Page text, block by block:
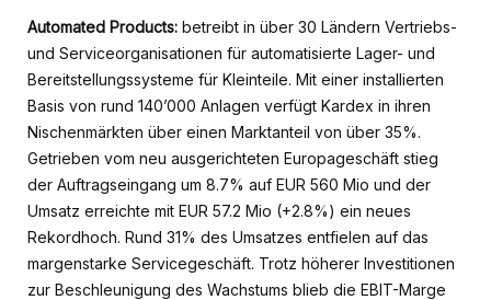
Automated Products: betreibt in über 30 Ländern Vertriebs-
und Serviceorganisationen für automatisierte Lager- und
Bereitstellungssysteme für Kleinteile. Mit einer installierten
Basis von rund 140’000 Anlagen verfügt Kardex in ihren
Nischenmärkten über einen Marktanteil von über 35%.
Getrieben vom neu ausgerichteten Europageschäft stieg
der Auftragseingang um 8.7% auf EUR 560 Mio und der
Umsatz erreichte mit EUR 57.2 Mio (+2.8%) ein neues
Rekordhoch. Rund 31% des Umsatzes entfielen auf das
margenstarke Servicegeschäft. Trotz höherer Investitionen
zur Beschleunigung des Wachstums blieb die EBIT-Marge